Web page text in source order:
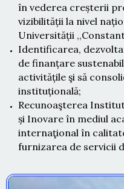
în vederea creșterii
vizibilității la nivel
Universității
Identificarea,
de finanțare
activitățile şi să
instituțională;
Recunoaşterea
și Inovare în mediul
internaţional în
furnizarea de servicii